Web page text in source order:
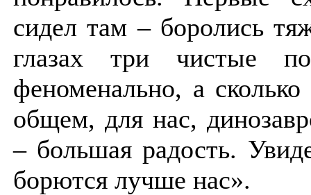
сидел там – боролись
глазах три чистые
феноменально, а
общем, для нас,
– большая радость.
борются лучше нас».